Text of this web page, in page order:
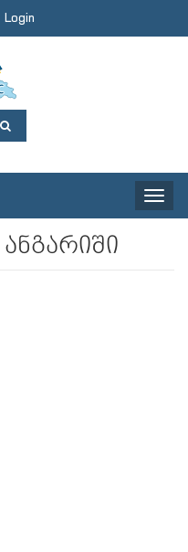
Login
Toggle
ანგარიში